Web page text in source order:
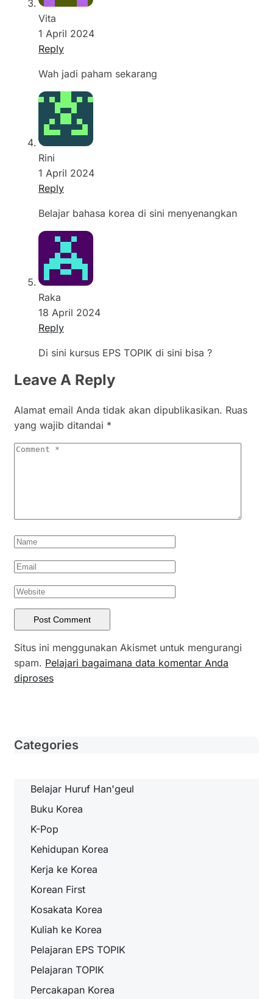
Vita
1 April 2024
Reply
Wah jadi paham sekarang
Rini
1 April 2024
Reply
Belajar bahasa korea di sini menyenangkan
Raka
18 April 2024
Reply
Di sini kursus EPS TOPIK di sini bisa ?
Leave A Reply
Alamat email Anda tidak akan dipublikasikan. Ruas
yang wajib ditandai *
Situs ini menggunakan Akismet untuk mengurangi
spam. Pelajari bagaimana data komentar Anda
diproses
Categories
Belajar Huruf Han'geul
Buku Korea
K-Pop
Kehidupan Korea
Kerja ke Korea
Korean First
Kosakata Korea
Kuliah ke Korea
Pelajaran EPS TOPIK
Pelajaran TOPIK
Percakapan Korea